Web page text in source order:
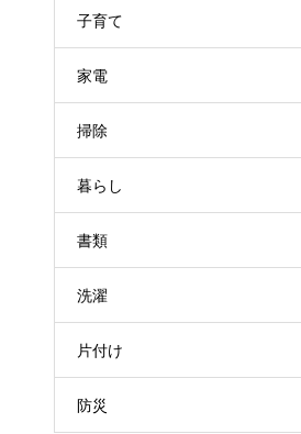
子育て
家電
掃除
暮らし
書類
洗濯
片付け
防災